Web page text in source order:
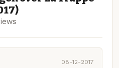
08-12-2017